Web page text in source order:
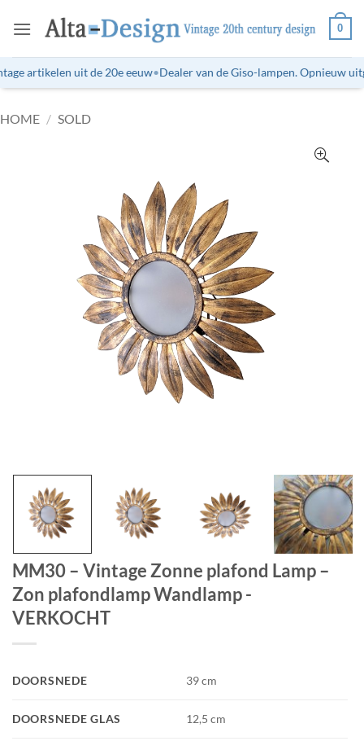
naar
0
artikelen uit de 20e eeuw•Dealer van de Giso-lampen. Opnieuw
HOME / SOLD
MM30 – Vintage Zonne plafond Lamp –
Zon plafondlamp Wandlamp -
VERKOCHT
DOORSNEDE 39 cm
DOORSNEDE GLAS 12,5 cm